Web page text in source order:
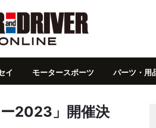
イ モータースポーツ パーツ・用
2023」開催決